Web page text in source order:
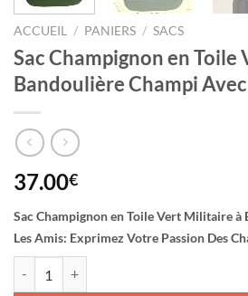
ACCUEIL / PANIERS / SACS
Sac Champignon en
Bandoulière Champi
37.00€
Sac Champignon en Toile Vert Militaire à
Les Amis: Exprimez Votre Passion Des